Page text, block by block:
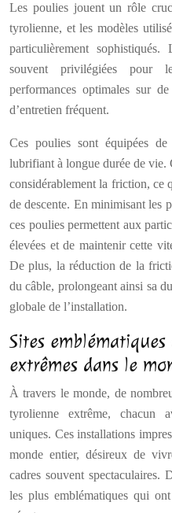
Les poulies jouent un rôle
tyrolienne, et les modèles
particulièrement
souvent privilégiées pour
performances optimales sur
d’entretien fréquent.
Ces poulies sont équipées
lubrifiant à longue durée de vie.
considérablement la friction, ce
de descente. En minimisant les
ces poulies permettent aux
élevées et de maintenir cette
De plus, la réduction de la
du câble, prolongeant ainsi sa
globale de l’installation.
Sites
extrêmes dans le
À travers le monde, de
tyrolienne extrême, chacun
uniques. Ces installations
monde entier, désireux de
cadres souvent spectaculaires.
les plus emblématiques qui